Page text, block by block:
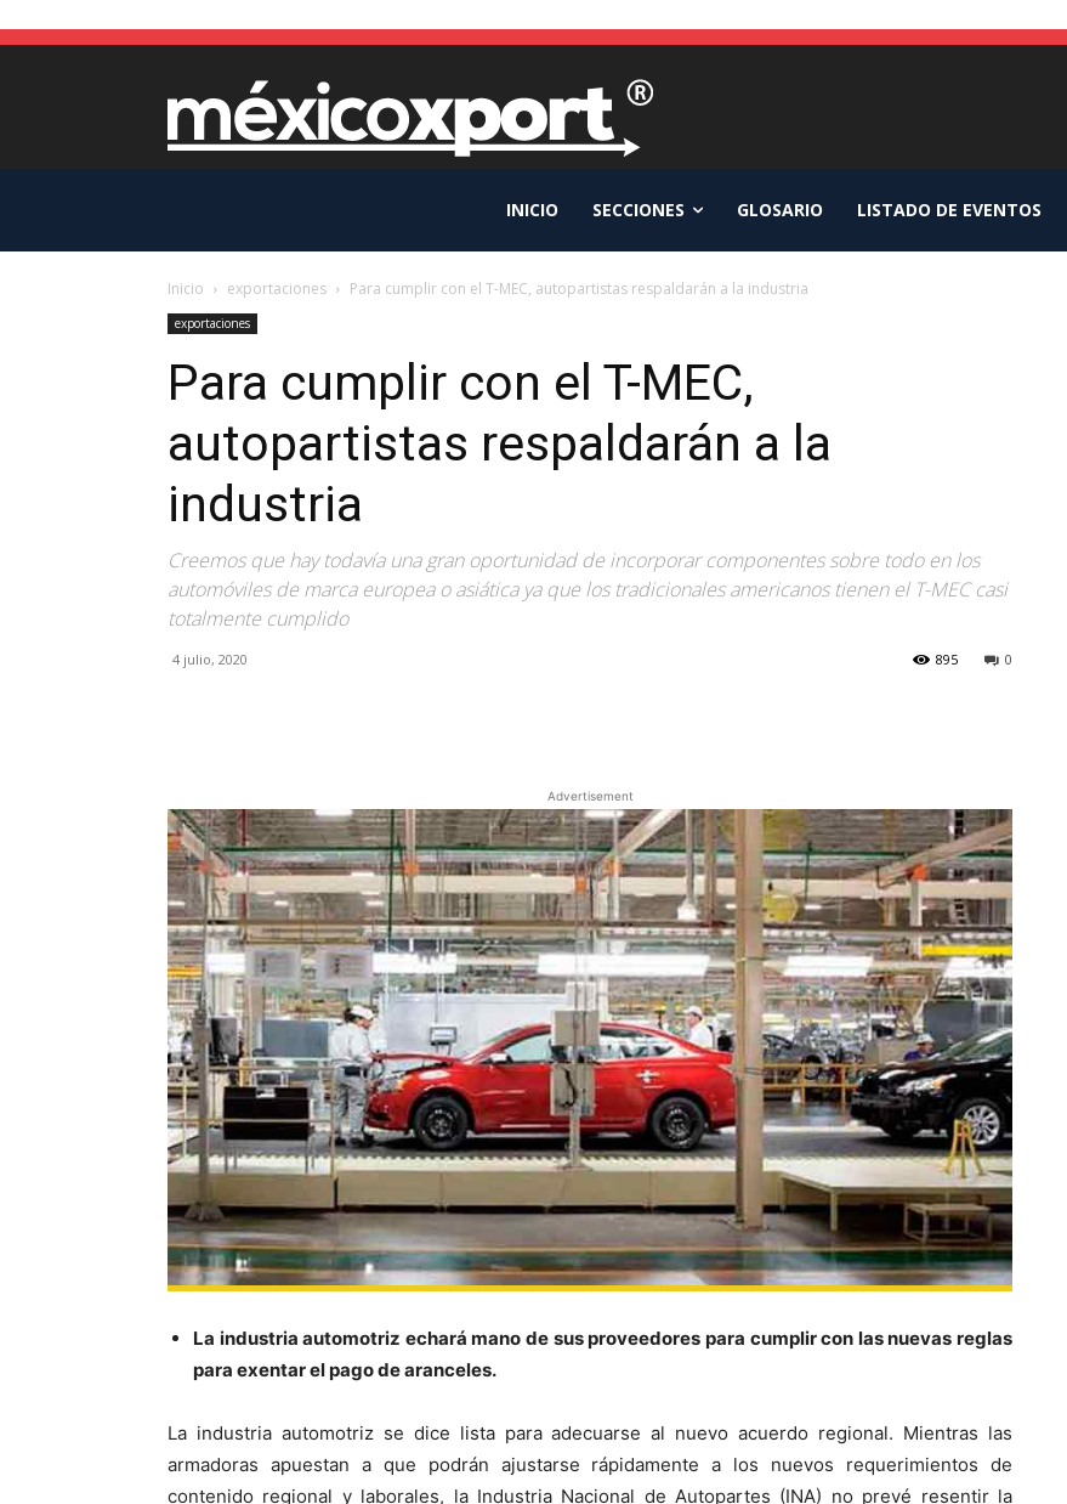
INICIO SECCIONES GLOSARIO LISTADO DE EVENTOS
Inicio exportaciones Para cumplir con el T-MEC, autopartistas respaldarán a la industria
exportaciones
Para cumplir con el T-MEC,
autopartistas respaldarán a la
industria
Creemos que hay todavía una gran oportunidad de incorporar componentes sobre todo en los
automóviles de marca europea o asiática ya que los tradicionales americanos tienen el T-MEC casi
totalmente cumplido
4 julio, 2020 0
895
Advertisement
La industria automotriz echará mano de sus proveedores para cumplir con las nuevas reglas
para exentar el pago de aranceles.
La industria automotriz se dice lista para adecuarse al nuevo acuerdo regional. Mientras las
armadoras apuestan a que podrán ajustarse rápidamente a los nuevos requerimientos de
contenido regional y laborales, la Industria Nacional de Autopartes (INA) no prevé resentir la